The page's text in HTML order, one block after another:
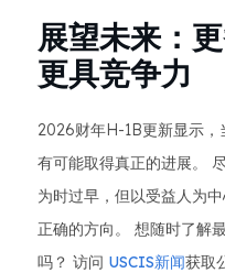
展望未来：
更具竞争力
2026财年H-1B更新显示，
有可能取得真正的进展。
为时过早，但以受益人为
正确的方向。 想随时了解
吗？ 访问 USCIS新闻获取